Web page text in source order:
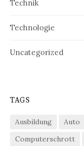
Technik
Technologie
Uncategorized
TAGS
Ausbildung Auto
Computerschrott